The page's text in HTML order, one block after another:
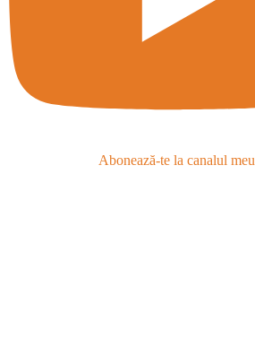
Abonează-te la canalul meu